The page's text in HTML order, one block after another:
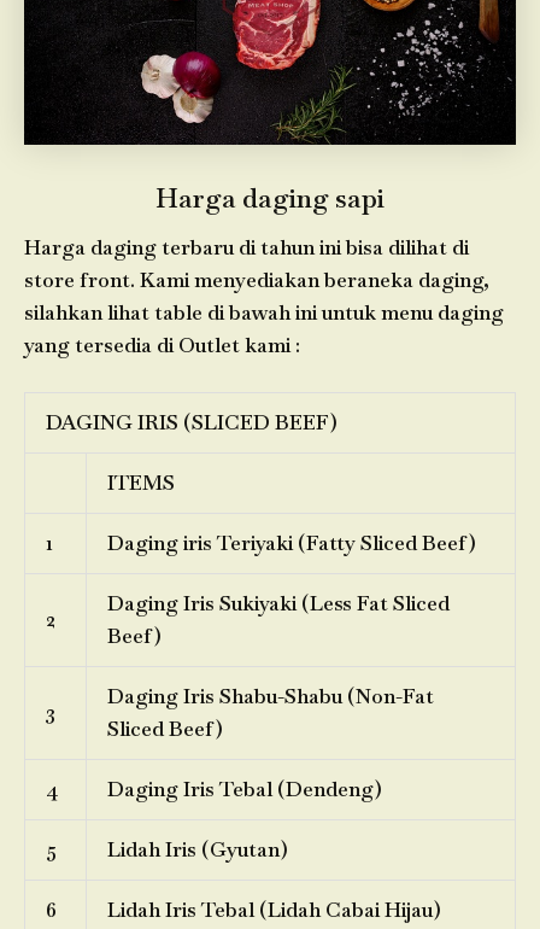
Harga daging sapi
Harga daging terbaru di tahun ini bisa dilihat di
store front. Kami menyediakan beraneka daging,
silahkan lihat table di bawah ini untuk menu daging
yang tersedia di Outlet kami :
DAGING IRIS (SLICED BEEF)
ITEMS
1 Daging iris Teriyaki (Fatty Sliced Beef)
2
Daging Iris Sukiyaki (Less Fat Sliced
Beef)
3
Daging Iris Shabu-Shabu (Non-Fat
Sliced Beef)
4 Daging Iris Tebal (Dendeng)
5 Lidah Iris (Gyutan)
6 Lidah Iris Tebal (Lidah Cabai Hijau)